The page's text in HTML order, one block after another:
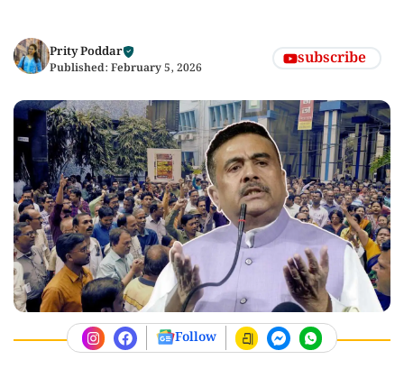
Prity Poddar
Published: February 5, 2026 subscribe
Follow